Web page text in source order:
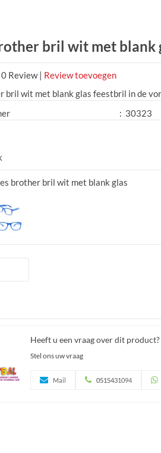
bril wit met blank
0Review | Review toevoegen
bril wit met blank glas feestbril in de
: 30323
brother bril wit met blank glas
Heeft u een vraag over dit product?
Stel ons uw vraag
Mail 0515431094